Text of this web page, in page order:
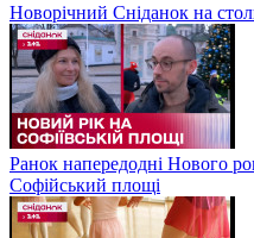
Новорічний Сніданок на
Ранок напередодні Нового
Софійський площі